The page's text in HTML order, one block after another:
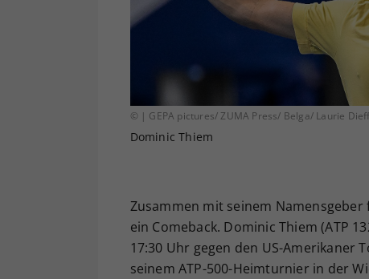
© | GEPA pictures/ ZUMA Press/ Belga/ Laurie
Dominic Thiem
Zusammen mit seinem
ein Comeback. Dominic Thiem (ATP
17:30 Uhr gegen den US-Amerikaner
seinem ATP-500-Heimturnier in der